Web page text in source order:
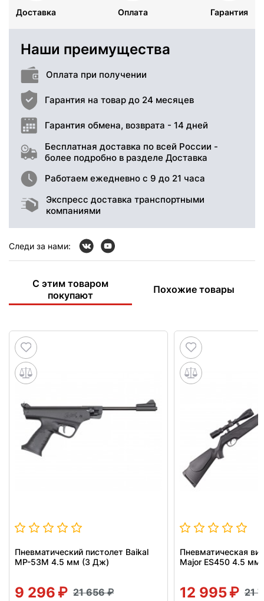
Доставка Оплата Гарантия
Наши преимущества
Оплата при получении
Гарантия на товар до 24 месяцев
Гарантия обмена, возврата - 14 дней
Бесплатная доставка по всей России -
более подробно в разделе Доставка
Работаем ежедневно с 9 до 21 часа
Экспресс доставка транспортными
компаниями
Следи за нами:
С этим товаром
покупают
Похожие товары
Пневматический пистолет Baikal
МР-53М 4.5 мм (3 Дж)
9 296 21 656
Пневматическая
Major ES450 4.5
12 995 21